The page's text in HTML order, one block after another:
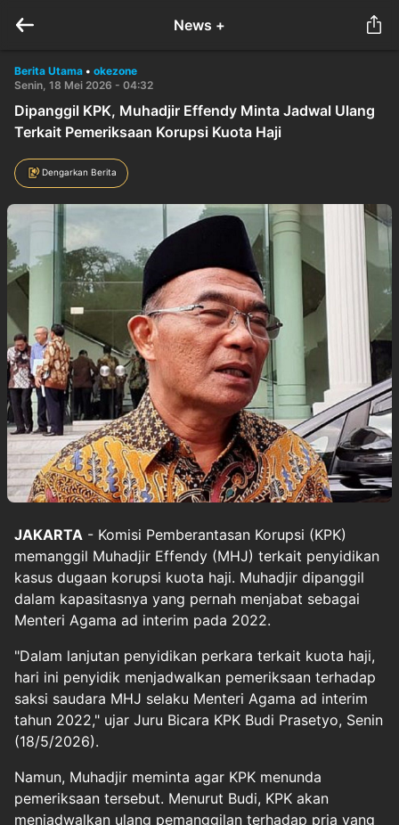
News +
Berita Utama • okezone
Senin, 18 Mei 2026 - 04:32
Dipanggil KPK, Muhadjir Effendy Minta Jadwal Ulang
Terkait Pemeriksaan Korupsi Kuota Haji
Dengarkan Berita
JAKARTA - Komisi Pemberantasan Korupsi (KPK)
memanggil Muhadjir Effendy (MHJ) terkait penyidikan
kasus dugaan korupsi kuota haji. Muhadjir dipanggil
dalam kapasitasnya yang pernah menjabat sebagai
Menteri Agama ad interim pada 2022.
"Dalam lanjutan penyidikan perkara terkait kuota haji,
hari ini penyidik menjadwalkan pemeriksaan terhadap
saksi saudara MHJ selaku Menteri Agama ad interim
tahun 2022," ujar Juru Bicara KPK Budi Prasetyo, Senin
(18/5/2026).
Namun, Muhadjir meminta agar KPK menunda
pemeriksaan tersebut. Menurut Budi, KPK akan
menjadwalkan ulang pemanggilan terhadap pria yang